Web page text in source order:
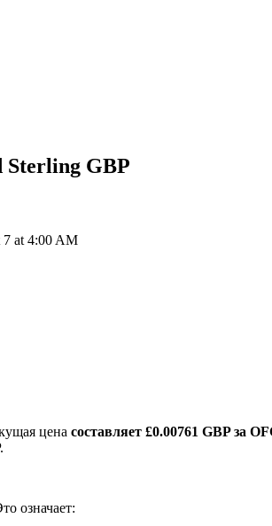
Sterling GBP
7 at 4:00 AM
цена составляет £0.00761 GBP за
означает: